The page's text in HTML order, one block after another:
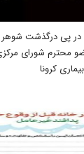
پی درگذشت شوهر
محترم شورای
کرونا